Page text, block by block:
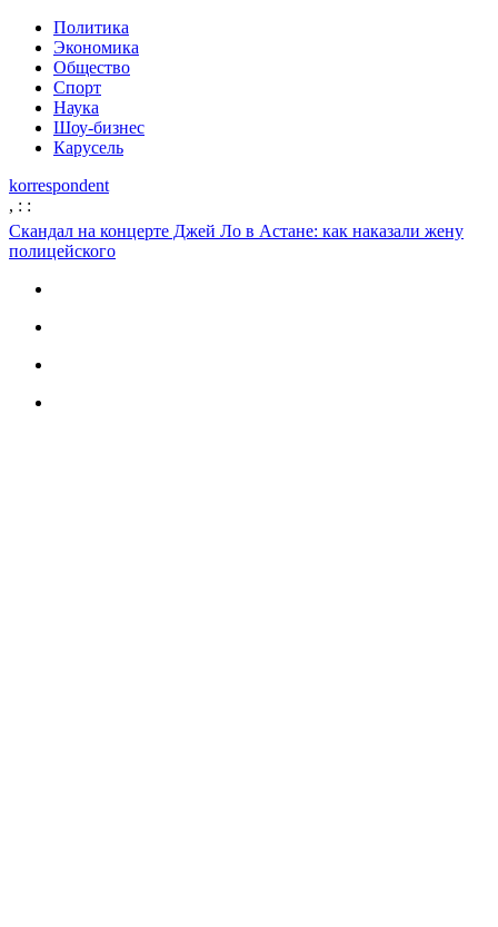
Политика
Экономика
Общество
Спорт
Наука
Шоу-бизнес
Карусель
korrespondent
, : :
Скандал на концерте Джей Ло в Астане: как наказали жену
полицейского